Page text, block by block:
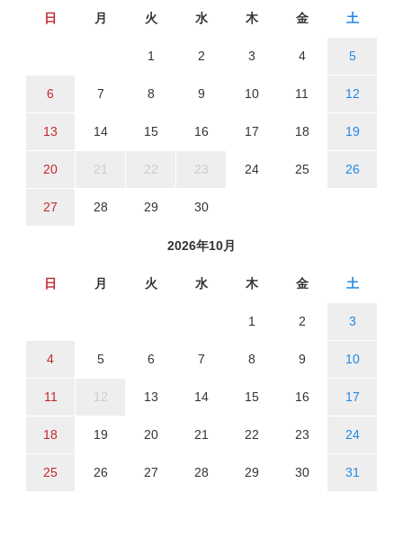
日 月 火 水 木 金 土
1 2 3 4 5
6 7 8 9 10 11 12
13 14 15 16 17 18 19
20 21 22 23 24 25 26
27 28 29 30
2026年10月
日 月 火 水 木 金 土
1 2 3
4 5 6 7 8 9 10
11 12 13 14 15 16 17
18 19 20 21 22 23 24
25 26 27 28 29 30 31